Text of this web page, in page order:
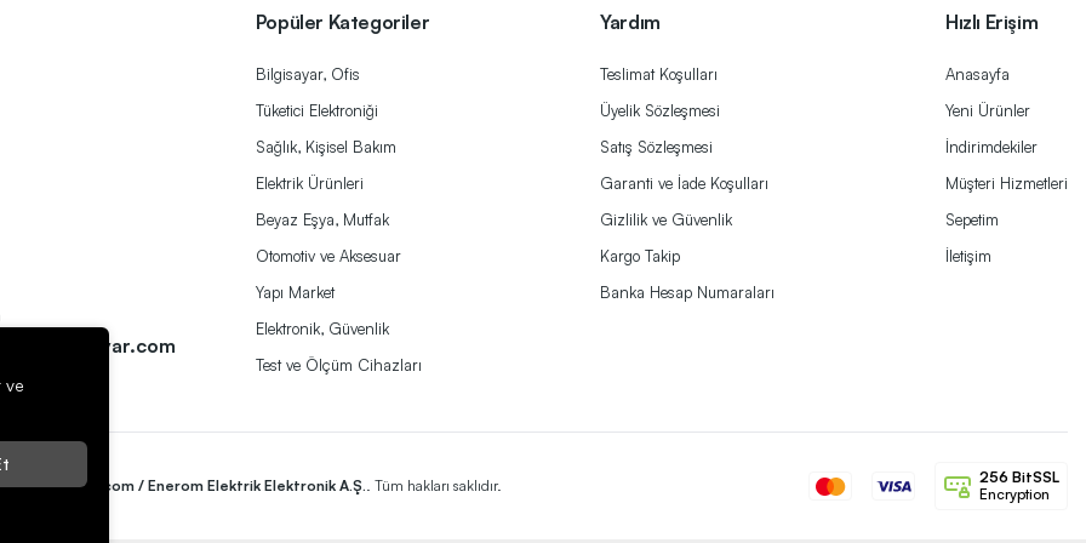
Popüler Kategoriler
Bilgisayar, Ofis
Tüketici Elektroniği
Sağlık, Kişisel Bakım
Elektrik Ürünleri
Beyaz Eşya, Mutfak
Otomotiv ve Aksesuar
Yapı Market
Elektronik, Güvenlik
Test ve Ölçüm Cihazları
Yardım
Teslimat Koşulları
Üyelik Sözleşmesi
Satış Sözleşmesi
Garanti ve İade Koşulları
Gizlilik ve Güvenlik
Kargo Takip
Banka Hesap Numaraları
Hızlı Erişim
Anasayfa
Yeni Ürünler
İndirimdekiler
Müşteri Hizmetleri
Sepetim
İletişim
Herbirivar.com / Enerom Elektrik Elektronik A.Ş.. Tüm hakları saklıdır.
256 BitSSL
Encryption
ve